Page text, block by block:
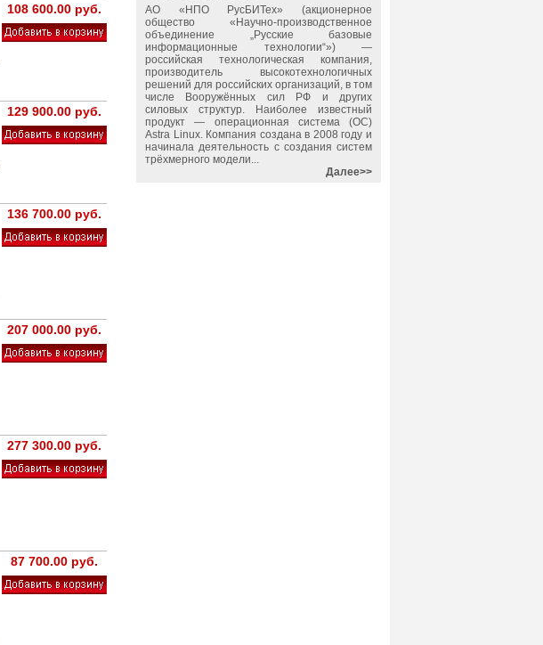
108 600.00 руб.
129 900.00 руб.
136 700.00 руб.
207 000.00 руб.
277 300.00 руб.
87 700.00 руб.
АО «НПО РусБИТех» (акционерное
общество «Научно-производственное
объединение „Русские базовые
информационные технологии“») —
российская технологическая компания,
производитель высокотехнологичных
решений для российских организаций, в том
числе Вооружённых сил РФ и других
силовых структур. Наиболее известный
продукт — операционная система (ОС)
Astra Linux. Компания создана в 2008 году и
начинала деятельность с создания систем
трёхмерного модели...
Далее>>